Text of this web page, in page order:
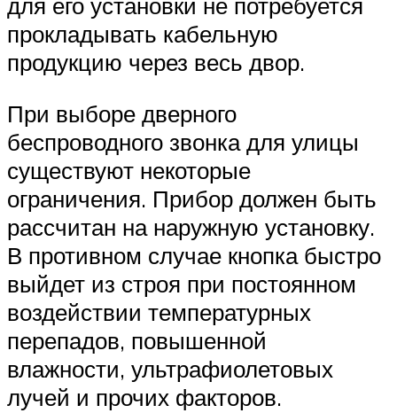
для его установки не потребуется
прокладывать кабельную
продукцию через весь двор.
При выборе дверного
беспроводного звонка для улицы
существуют некоторые
ограничения. Прибор должен быть
рассчитан на наружную установку.
В противном случае кнопка быстро
выйдет из строя при постоянном
воздействии температурных
перепадов, повышенной
влажности, ультрафиолетовых
лучей и прочих факторов.